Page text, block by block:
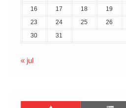
16
17 18 19
23
24 25 26
30
31
« jul